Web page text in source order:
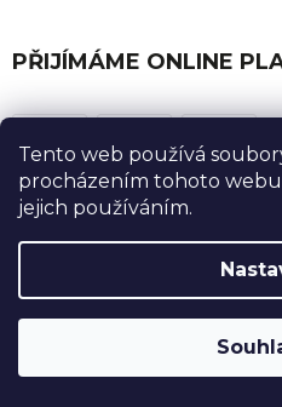
Tento web používá
procházením tohoto
jejich používáním.
PŘIJÍMÁME ONLINE